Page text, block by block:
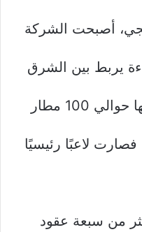
أصبحت الشركة
يربط بين الشرق
والغرب. تغطي شبكة خدماتها حوالي 100 مطار
فصارت لاعبًا رئيسيًا
من سبعة عقود